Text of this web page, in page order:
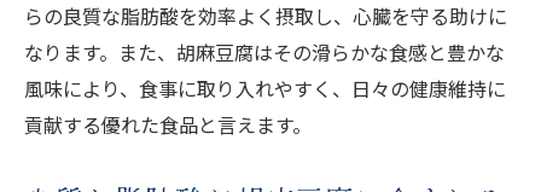
らの良質な脂肪酸を効率よく摂取し、心臓を守る助けに
なります。また、胡麻豆腐はその滑らかな食感と豊かな
風味により、食事に取り入れやすく、日々の健康維持に
貢献する優れた食品と言えます。